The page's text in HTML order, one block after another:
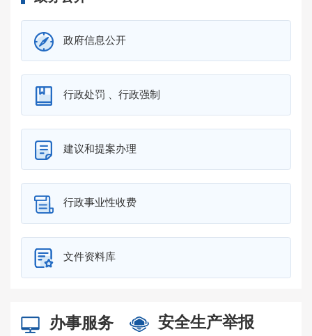
政府信息公开
行政处罚 、行政强制
建议和提案办理
行政事业性收费
文件资料库
办事服务 安全生产举报